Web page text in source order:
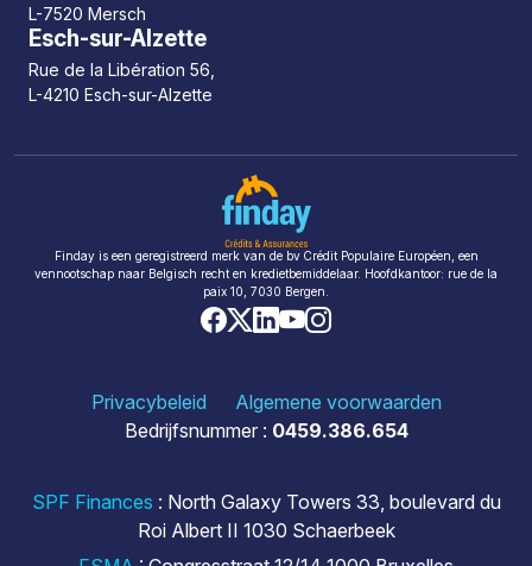
L-7520 Mersch
Esch-sur-Alzette
Rue de la Libération 56,
L-4210 Esch-sur-Alzette
Finday is een geregistreerd merk van de bv Crédit Populaire Européen, een
vennootschap naar Belgisch recht en kredietbemiddelaar. Hoofdkantoor: rue de la
paix 10, 7030 Bergen.
Privacybeleid
Algemene voorwaarden
Bedrijfsnummer : 0459.386.654
SPF Finances : North Galaxy Towers 33, boulevard du
Roi Albert II 1030 Schaerbeek